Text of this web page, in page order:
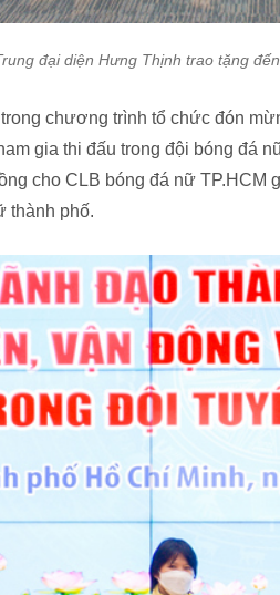
đại diện Hưng Thịnh trao tặng
chương trình tổ chức đón
gia thi đấu trong đội bóng đá
cho CLB bóng đá nữ TP.HCM
thành phố.